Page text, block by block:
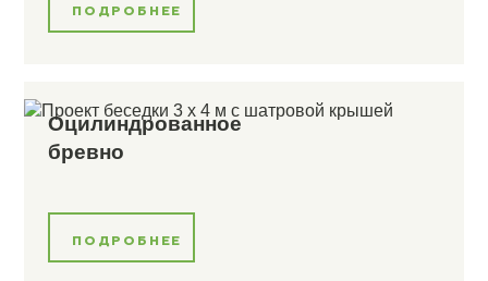
ПОДРОБНЕЕ
Оцилиндрованное
бревно
ПОДРОБНЕЕ